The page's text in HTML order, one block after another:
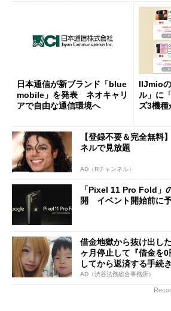
日本通信が新ブランド「blue
mobile」を発表 ネオキャリ
アで自由な通信環境へ
IIJmio
ル」に
ズ3機
【登録不要＆完全無料
ネルで見放題
AD（Rチャンネル）
「Pixel 11 Pro Fold」
開 イベント開始前に
借金地獄から抜け出し
ヶ月停止して『借金を
してから返済する手続
AD（渋谷法務総合事務所）